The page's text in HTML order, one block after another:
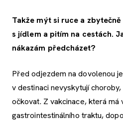
Takže mýt si ruce a
s jídlem a pitím na cestách.
nákazám předcházet?
Před odjezdem na dovolenou
v destinaci nevyskytují
očkovat. Z vakcinace, která má
gastrointestinálního traktu,